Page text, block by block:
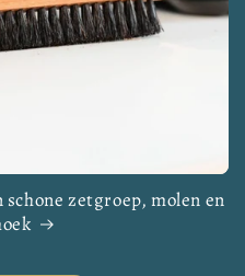
zetgroep, molen en